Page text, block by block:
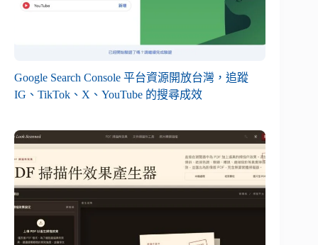
Google Search Console 平台資源開放台灣，追蹤
IG、TikTok、X、YouTube 的搜尋成效